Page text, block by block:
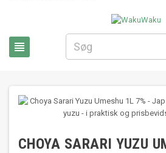

CHOYA SARARI YUZU